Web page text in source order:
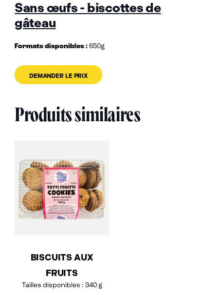
Sans œufs - biscottes de
gâteau
Formats disponibles : 650g
DEMANDER LE PRIX
Produits similaires
BISCUITS AUX
FRUITS
Tailles disponibles : 340 g